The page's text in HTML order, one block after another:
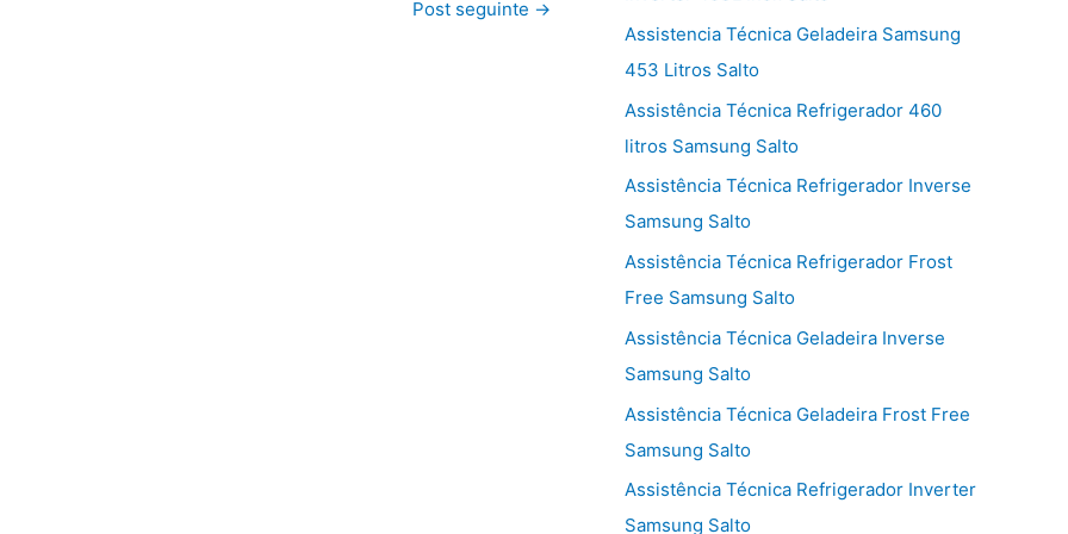
Post seguinte →
Assistencia Técnica Geladeira Samsung
453 Litros Salto
Assistência Técnica Refrigerador 460
litros Samsung Salto
Assistência Técnica Refrigerador Inverse
Samsung Salto
Assistência Técnica Refrigerador Frost
Free Samsung Salto
Assistência Técnica Geladeira Inverse
Samsung Salto
Assistência Técnica Geladeira Frost Free
Samsung Salto
Assistência Técnica Refrigerador Inverter
Samsung Salto